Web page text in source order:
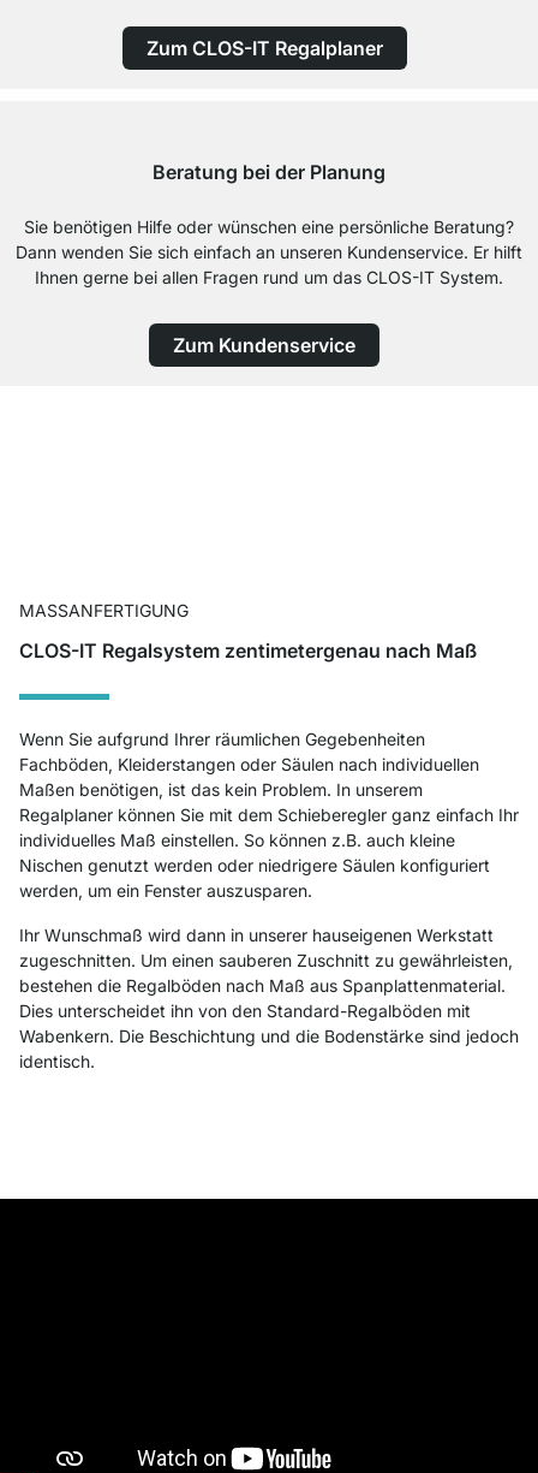
Zum CLOS-IT Regalplaner
Beratung bei der Planung
Sie benötigen Hilfe oder wünschen eine persönliche Beratung?
Dann wenden Sie sich einfach an unseren Kundenservice. Er hilft
Ihnen gerne bei allen Fragen rund um das CLOS-IT System.
Zum Kundenservice
MASSANFERTIGUNG
CLOS-IT Regalsystem zentimetergenau nach Maß
Wenn Sie aufgrund Ihrer räumlichen Gegebenheiten
Fachböden, Kleiderstangen oder Säulen nach individuellen
Maßen benötigen, ist das kein Problem. In unserem
Regalplaner können Sie mit dem Schieberegler ganz einfach Ihr
individuelles Maß einstellen. So können z.B. auch kleine
Nischen genutzt werden oder niedrigere Säulen konfiguriert
werden, um ein Fenster auszusparen.
Ihr Wunschmaß wird dann in unserer hauseigenen Werkstatt
zugeschnitten. Um einen sauberen Zuschnitt zu gewährleisten,
bestehen die Regalböden nach Maß aus Spanplattenmaterial.
Dies unterscheidet ihn von den Standard-Regalböden mit
Wabenkern. Die Beschichtung und die Bodenstärke sind jedoch
identisch.